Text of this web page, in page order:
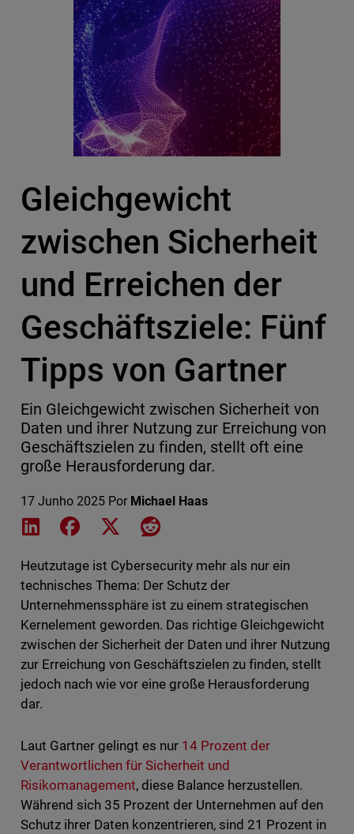
Gleichgewicht
zwischen Sicherheit
und Erreichen der
Geschäftsziele: Fünf
Tipps von Gartner
Ein Gleichgewicht zwischen Sicherheit von
Daten und ihrer Nutzung zur Erreichung von
Geschäftszielen zu finden, stellt oft eine
große Herausforderung dar.
17 Junho 2025 Por Michael Haas
Share on LinkedIn
Share on Facebook
Share on XShare on Reddit
Heutzutage ist Cybersecurity mehr als nur ein
technisches Thema: Der Schutz der
Unternehmenssphäre ist zu einem strategischen
Kernelement geworden. Das richtige Gleichgewicht
zwischen der Sicherheit der Daten und ihrer Nutzung
zur Erreichung von Geschäftszielen zu finden, stellt
jedoch nach wie vor eine große Herausforderung
dar.
Laut Gartner gelingt es nur 14 Prozent der
Verantwortlichen für Sicherheit und
Risikomanagement, diese Balance herzustellen.
Während sich 35 Prozent der Unternehmen auf den
Schutz ihrer Daten konzentrieren, sind 21 Prozent in